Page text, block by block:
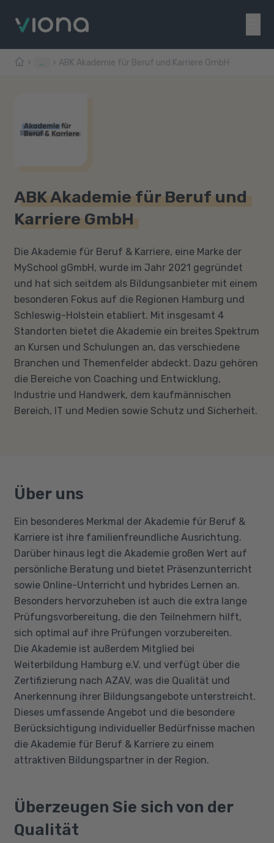
... ABK Akademie für Beruf und Karriere GmbH
ABK Akademie für Beruf und
Karriere GmbH
Die Akademie für Beruf & Karriere, eine Marke der
MySchool gGmbH, wurde im Jahr 2021 gegründet
und hat sich seitdem als Bildungsanbieter mit einem
besonderen Fokus auf die Regionen Hamburg und
Schleswig-Holstein etabliert. Mit insgesamt 4
Standorten bietet die Akademie ein breites Spektrum
an Kursen und Schulungen an, das verschiedene
Branchen und Themenfelder abdeckt. Dazu gehören
die Bereiche von Coaching und Entwicklung,
Industrie und Handwerk, dem kaufmännischen
Bereich, IT und Medien sowie Schutz und Sicherheit.
Über uns
Ein besonderes Merkmal der Akademie für Beruf &
Karriere ist ihre familienfreundliche Ausrichtung.
Darüber hinaus legt die Akademie großen Wert auf
persönliche Beratung und bietet Präsenzunterricht
sowie Online-Unterricht und hybrides Lernen an.
Besonders hervorzuheben ist auch die extra lange
Prüfungsvorbereitung, die den Teilnehmern hilft,
sich optimal auf ihre Prüfungen vorzubereiten.
Die Akademie ist außerdem Mitglied bei
Weiterbildung Hamburg e.V. und verfügt über die
Zertifizierung nach AZAV, was die Qualität und
Anerkennung ihrer Bildungsangebote unterstreicht.
Dieses umfassende Angebot und die besondere
Berücksichtigung individueller Bedürfnisse machen
die Akademie für Beruf & Karriere zu einem
attraktiven Bildungspartner in der Region.
Überzeugen Sie sich von der
Qualität